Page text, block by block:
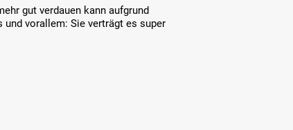
gut verdauen kann aufgrund
vorallem: Sie verträgt es super